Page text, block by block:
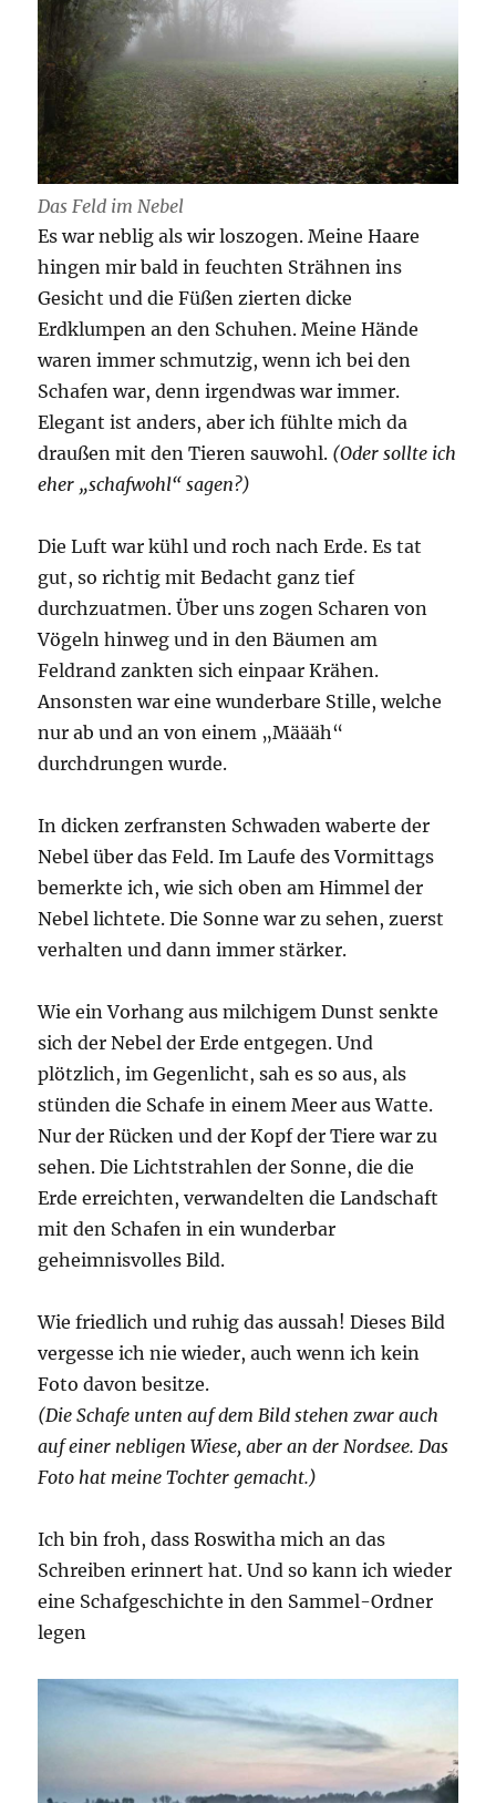
Das Feld im Nebel
Es war neblig als wir loszogen. Meine Haare
hingen mir bald in feuchten Strähnen ins
Gesicht und die Füßen zierten dicke
Erdklumpen an den Schuhen. Meine Hände
waren immer schmutzig, wenn ich bei den
Schafen war, denn irgendwas war immer.
Elegant ist anders, aber ich fühlte mich da
draußen mit den Tieren sauwohl. (Oder sollte ich
eher „schafwohl“ sagen?)
Die Luft war kühl und roch nach Erde. Es tat
gut, so richtig mit Bedacht ganz tief
durchzuatmen. Über uns zogen Scharen von
Vögeln hinweg und in den Bäumen am
Feldrand zankten sich einpaar Krähen.
Ansonsten war eine wunderbare Stille, welche
nur ab und an von einem „Määäh“
durchdrungen wurde.
In dicken zerfransten Schwaden waberte der
Nebel über das Feld. Im Laufe des Vormittags
bemerkte ich, wie sich oben am Himmel der
Nebel lichtete. Die Sonne war zu sehen, zuerst
verhalten und dann immer stärker.
Wie ein Vorhang aus milchigem Dunst senkte
sich der Nebel der Erde entgegen. Und
plötzlich, im Gegenlicht, sah es so aus, als
stünden die Schafe in einem Meer aus Watte.
Nur der Rücken und der Kopf der Tiere war zu
sehen. Die Lichtstrahlen der Sonne, die die
Erde erreichten, verwandelten die Landschaft
mit den Schafen in ein wunderbar
geheimnisvolles Bild.
Wie friedlich und ruhig das aussah! Dieses Bild
vergesse ich nie wieder, auch wenn ich kein
Foto davon besitze.
(Die Schafe unten auf dem Bild stehen zwar auch
auf einer nebligen Wiese, aber an der Nordsee. Das
Foto hat meine Tochter gemacht.)
Ich bin froh, dass Roswitha mich an das
Schreiben erinnert hat. Und so kann ich wieder
eine Schafgeschichte in den Sammel-Ordner
legen